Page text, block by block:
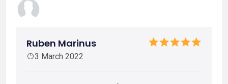
Ruben Marinus
3 March 2022